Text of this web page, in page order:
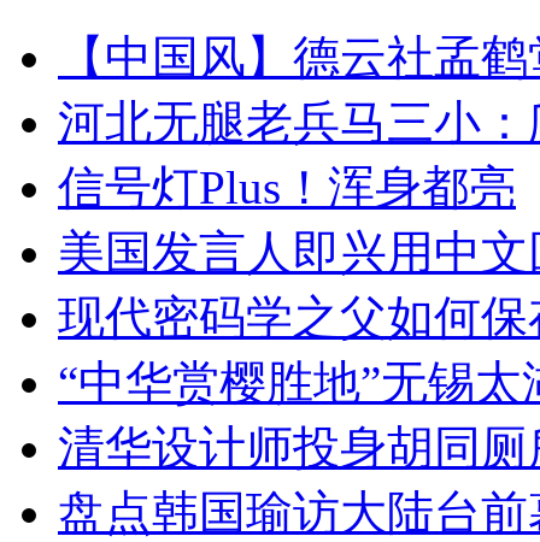
【中国风】德云社孟
河北无腿老兵马三小
信号灯Plus！浑身都亮
美国发言人即兴用中
现代密码学之父如何
“中华赏樱胜地”无锡
清华设计师投身胡同
盘点韩国瑜访大陆台